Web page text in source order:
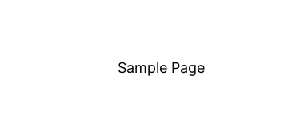
Sample Page